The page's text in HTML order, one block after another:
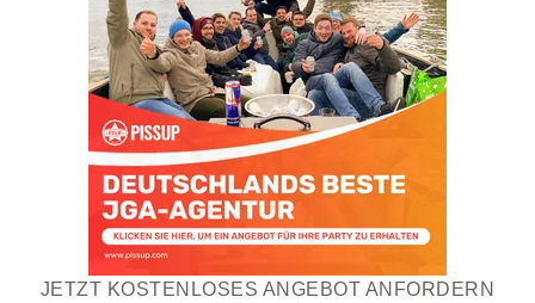
JETZT KOSTENLOSES ANGEBOT ANFORDERN